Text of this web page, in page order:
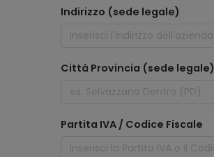
Indirizzo (sede legale)
Città Provincia (sede legale)
Partita IVA / Codice Fiscale